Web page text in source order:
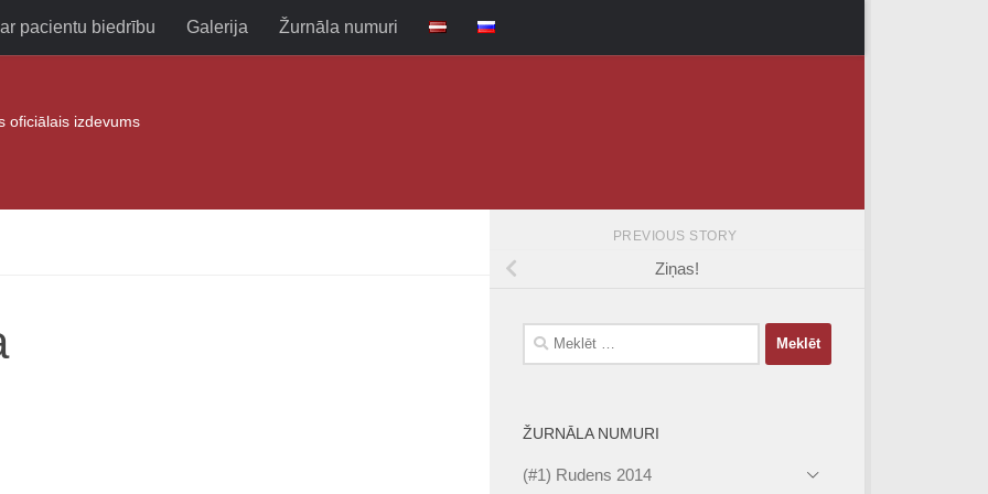
pacientu biedrību Galerija Žurnāla numuri
oficiālais izdevums
PREVIOUS STORY
Ziņas!
Meklēt:
ŽURNĀLA NUMURI
(#1) Rudens 2014